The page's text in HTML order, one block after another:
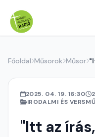
Főoldal Műsorok Műsor
2025. 04. 19. 16:30
IRODALMI ÉS
"Itt az